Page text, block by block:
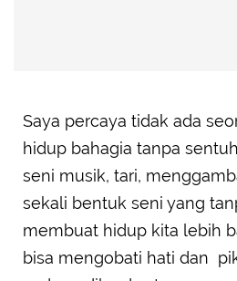
Saya percaya tidak ada
hidup bahagia tanpa
seni musik, tari,
sekali bentuk seni yang
membuat hidup kita lebih
bisa mengobati hati dan